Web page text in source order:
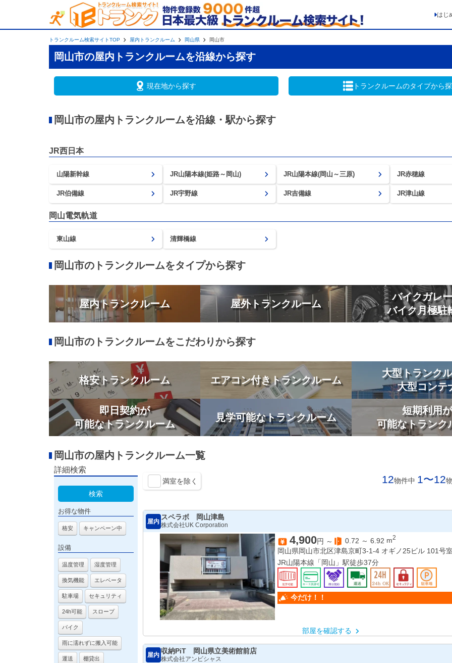
はじ
トランクルーム検索サイトTOP 屋内トランクルーム 岡山県 岡山市
岡山市の屋内トランクルームを沿線から探す
現在地から探す トランクルームのタイプから
岡山市の屋内トランクルームを沿線・駅から探す
JR西日本
山陽新幹線 JR山陽本線(姫路～岡山) JR山陽本線(岡山～三原) JR赤穂線
JR伯備線 JR宇野線 JR吉備線 JR津山線
岡山電気軌道
東山線 清輝橋線
岡山市のトランクルームをタイプから探す
屋内トランクルーム 屋外トランクルーム
バイクガレ
バイク月極駐
岡山市のトランクルームをこだわりから探す
格安トランクルーム エアコン付きトランクルーム
大型トランク
大型コンテ
即日契約が
可能なトランクルーム
見学可能なトランクルーム
短期利用が
可能なトランク
岡山市の屋内トランクルーム一覧
詳細検索
検索
お得な物件
格安 キャンペーン中
設備
温度管理 湿度管理
換気機能 エレベータ
駐車場 セキュリティ
24h可能 スロープ
バイク
雨に濡れずに搬入可能
運送 棚貸出
満室を除く 12物件中 1〜12
屋内
スペラボ 岡山津島
株式会社UK Corporation
4,900円 ～ 0.72 ～ 6.92 m2
岡山県岡山市北区津島京町3-1-4 オギノ25ビル 101号
JR山陽本線「岡山」駅徒歩37分
今だけ！！
部屋を確認する
屋内
収納PiT 岡山県立美術館前店
株式会社アンビシャス